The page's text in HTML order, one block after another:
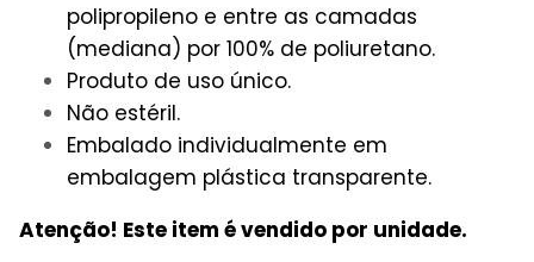
polipropileno e entre as camadas
(mediana) por 100% de poliuretano.
Produto de uso único.
Não estéril.
Embalado individualmente em
embalagem plástica transparente.
Atenção! Este item é vendido por unidade.